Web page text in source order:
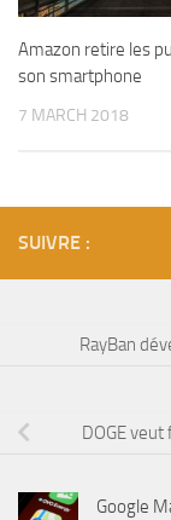
Amazon retire les
son smartphone
7 MARCH 2018
SUIVRE :
RayBan
DOGE
Google